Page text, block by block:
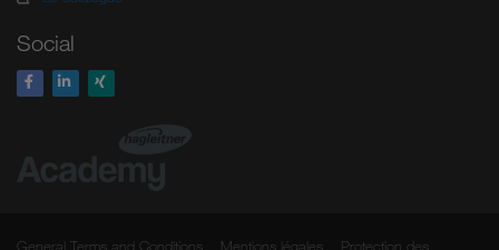
Social
General Terms and Conditions Mentions légales Protection des